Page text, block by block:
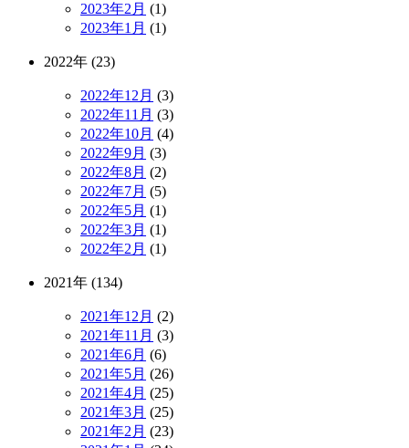
2023年2月 (1)
2023年1月 (1)
2022年 (23)
2022年12月 (3)
2022年11月 (3)
2022年10月 (4)
2022年9月 (3)
2022年8月 (2)
2022年7月 (5)
2022年5月 (1)
2022年3月 (1)
2022年2月 (1)
2021年 (134)
2021年12月 (2)
2021年11月 (3)
2021年6月 (6)
2021年5月 (26)
2021年4月 (25)
2021年3月 (25)
2021年2月 (23)